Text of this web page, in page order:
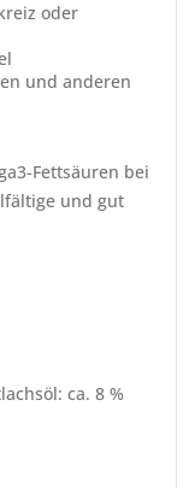
oder
und anderen
Fettsäuren bei
und gut
ca. 8 %